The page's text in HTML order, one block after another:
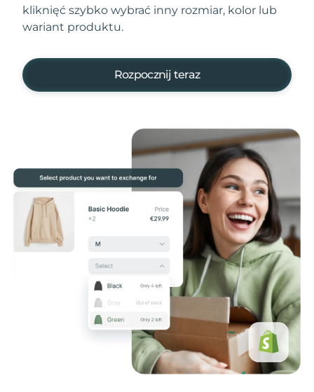
kliknięć szybko wybrać inny rozmiar, kolor lub
wariant produktu.
Rozpocznij teraz